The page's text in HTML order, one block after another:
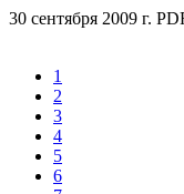
30 сентября 2009 г.
1
2
3
4
5
6